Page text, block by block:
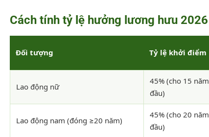
Cách tính tỷ lệ hưởng lương hưu 2026
Đối tượng Tỷ lệ khởi điểm
Lao động nữ
45% (cho 15 năm
đầu)
Lao động nam (đóng ≥20 năm)
45% (cho 20 năm
đầu)